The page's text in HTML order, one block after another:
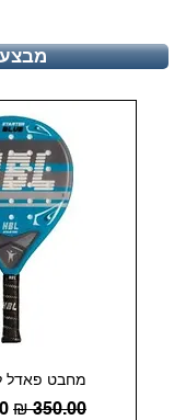
מחבט פאדל
מחיר רגיל